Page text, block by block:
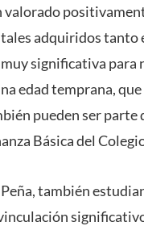
valorado
adquiridos tanto
significativa
edad temprana,
pueden ser parte
Básica del
también